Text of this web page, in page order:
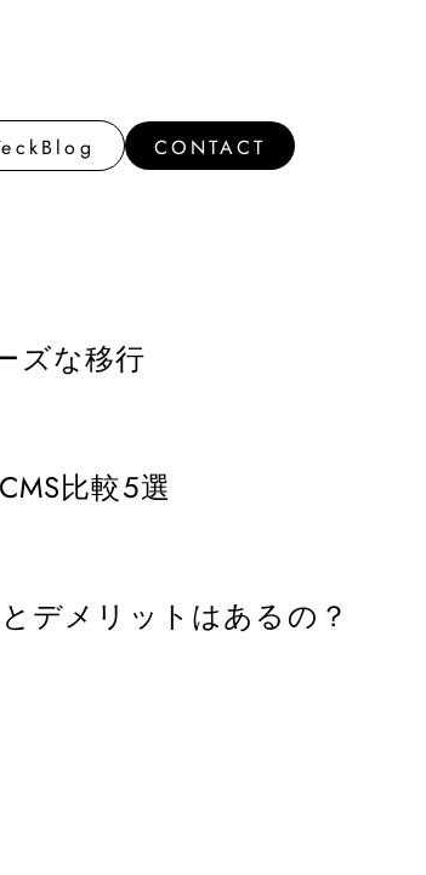
CONTACT
ズな移行
比較5選
デメリットはあるの？